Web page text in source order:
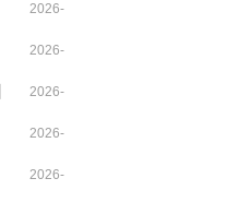
04-18
2026-
04-21
2026-
04-14
2026-
04-14
2026-
04-30
2026-